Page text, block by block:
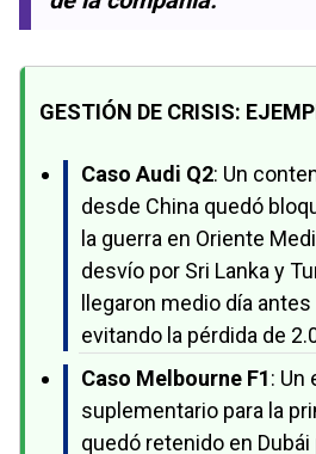
GESTIÓN DE CRISIS:
Caso Audi Q2: Un
desde China quedó
la guerra en Oriente
desvío por Sri Lanka y
llegaron medio día
evitando la pérdida de
Caso Melbourne F1: Un
suplementario para la
quedó retenido en